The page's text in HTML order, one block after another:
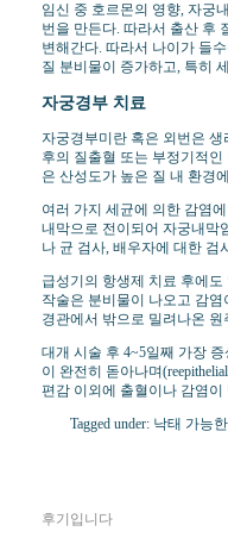
임신 중 호르몬의 영향, 자궁
번을 만든다. 따라서 출산 후
변해간다. 따라서 나이가 들
질 분비물이 증가하고, 특히
자궁경부 치료
자궁경부미란 혹은 외번은
후의 질출혈 또는 부정기적
은 산성도가 높은 질 내 환경
여러 가지 세균에 의한 감염
내막으로 전이되어 자궁내막
나 균 검사, 배우자에 대한 검
급성기의 항생제 치료 후에도
작술은 분비물이 나오고 감염
경관에서 밖으로 밀려나온
대개 시술 후 4~5일째 가장
이 완전히 돋아나며
편감 이외에 출혈이나 감염이
Tagged under: 낙태 가능한
후기입니다